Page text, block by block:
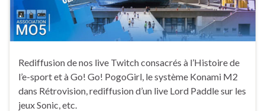
Rediffusion de nos live Twitch consacrés à l’Histoire de
l’e-sport et à Go! Go! PogoGirl, le système Konami M2
dans Rétrovision, rediffusion d’un live Lord Paddle sur les
jeux Sonic, etc.